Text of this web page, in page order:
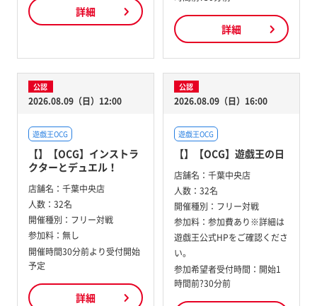
詳細
詳細
公認
2026.08.09（日）12:00
遊戯王OCG
【】【OCG】インストラ
クターとデュエル！
店舗名： 千葉中央店
人数： 32名
開催種別： フリー対戦
参加料： 無し
開催時間30分前より受付開始
予定
詳細
公認
2026.08.09（日）16:00
遊戯王OCG
【】【OCG】遊戯王の日
店舗名： 千葉中央店
人数： 32名
開催種別： フリー対戦
参加料： 参加費あり※詳細は
遊戯王公式HPをご確認くださ
い。
参加希望者受付時間：開始1
時間前?30分前